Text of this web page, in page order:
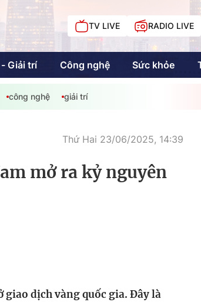
TV LIVE RADIO LIVE
Giải trí Công nghệ Sức khỏe
Kinh tế
Made By Vietnam
Cuộc đua xe
công nghệ giải trí
Thứ Hai 23/06/2025, 14:39
mở ra kỷ nguyên
giao dịch vàng quốc gia. Đây là